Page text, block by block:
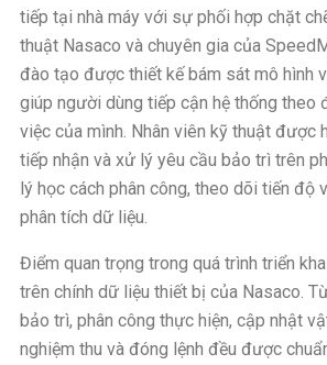
tiếp tại nhà máy với sự phối hợp chặt
thuật Nasaco và chuyên gia của
đào tạo được thiết kế bám sát mô hình
giúp người dùng tiếp cận hệ thống theo
việc của mình. Nhân viên kỹ thuật được
tiếp nhận và xử lý yêu cầu bảo trì trên
lý học cách phân công, theo dõi tiến độ
phân tích dữ liệu.
Điểm quan trọng trong quá trình triển
trên chính dữ liệu thiết bị của Nasaco.
bảo trì, phân công thực hiện, cập nhật
nghiệm thu và đóng lệnh đều được